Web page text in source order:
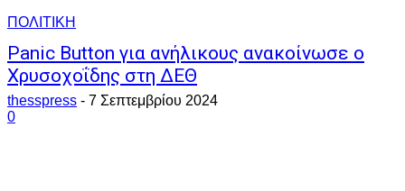
ΠΟΛΙΤΙΚΗ
Panic Button για ανήλικους ανακοίνωσε ο
Χρυσοχοΐδης στη ΔΕΘ
thesspress - 7 Σεπτεμβρίου 2024
0